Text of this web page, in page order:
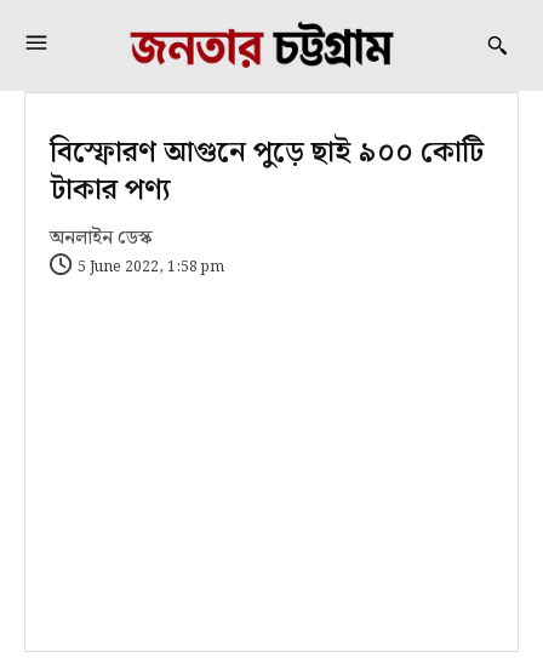
বিস্ফোরণ আগুনে পুড়ে ছাই ৯০০ কোটি
টাকার পণ্য
অনলাইন ডেস্ক
5 June 2022, 1:58 pm